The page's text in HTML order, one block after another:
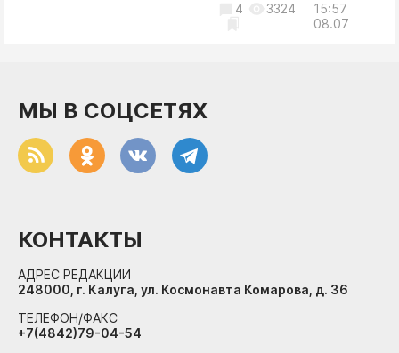
15:57
08.07
4 3324
МЫ В СОЦСЕТЯХ
КОНТАКТЫ
АДРЕС РЕДАКЦИИ
248000, г. Калуга, ул. Космонавта Комарова, д. 36
ТЕЛЕФОН/ФАКС
+7(4842)79-04-54